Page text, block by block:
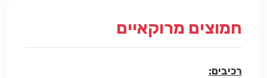
חמוצים מרוקאיים
רכיבים: